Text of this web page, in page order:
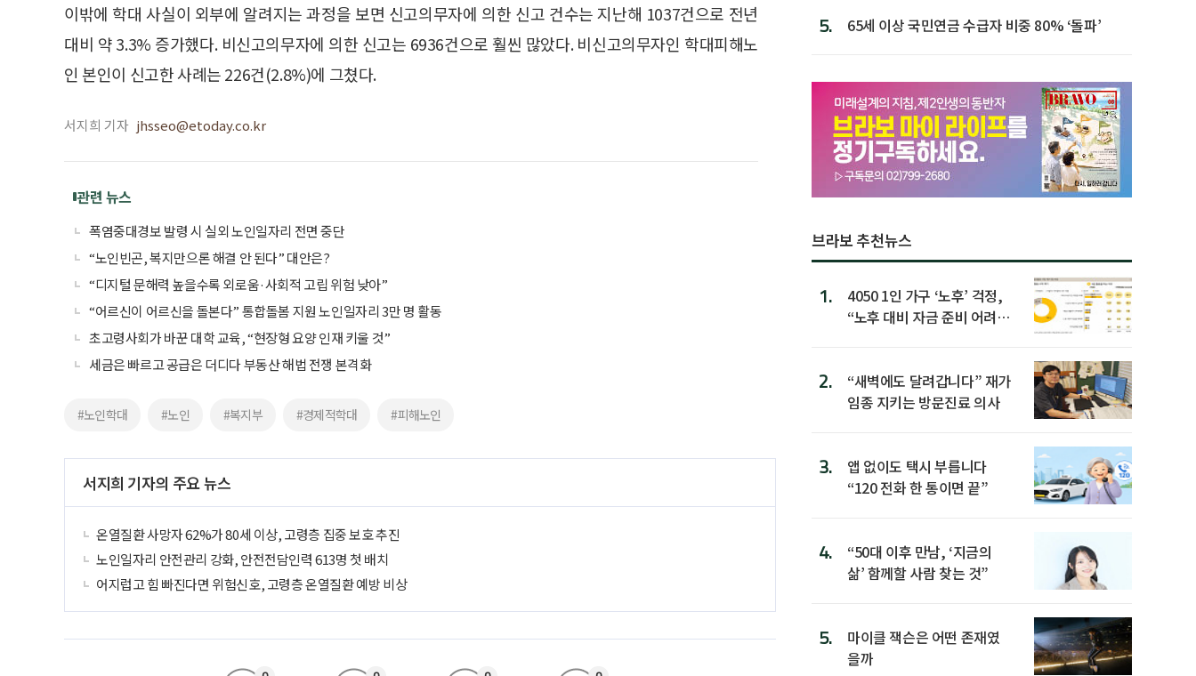
이밖에 학대 사실이 외부에 알려지는 과정을 보면 신고의무자에 의한 신고 건수는 지난해 1037건으로 전년
대비 약 3.3% 증가했다. 비신고의무자에 의한 신고는 6936건으로 훨씬 많았다. 비신고의무자인 학대피해노
인 본인이 신고한 사례는 226건(2.8%)에 그쳤다.
서지희 기자 jhsseo@etoday.co.kr
관련 뉴스
폭염중대경보 발령 시 실외 노인일자리 전면 중단
“노인빈곤, 복지만으론 해결 안 된다” 대안은?
“디지털 문해력 높을수록 외로움·사회적 고립 위험 낮아”
“어르신이 어르신을 돌본다” 통합돌봄 지원 노인일자리 3만 명 활동
초고령사회가 바꾼 대학 교육, “현장형 요양 인재 키울 것”
세금은 빠르고 공급은 더디다 부동산 해법 전쟁 본격화
#노인학대 #노인 #복지부 #경제적학대 #피해노인
서지희 기자의 주요 뉴스
온열질환 사망자 62%가 80세 이상, 고령층 집중 보호 추진
노인일자리 안전관리 강화, 안전전담인력 613명 첫 배치
어지럽고 힘 빠진다면 위험신호, 고령층 온열질환 예방 비상
5. 65세 이상 국민연금 수급자 비중 80% ‘돌파’
브라보 추천뉴스
1.
4050 1인 가구 ‘노후’ 걱정,
“노후 대비 자금 준비 어려
2.
“새벽에도 달려갑니다” 재가
임종 지키는 방문진료 의사
3.
앱 없이도 택시 부릅니다
“120 전화 한 통이면 끝”
4.
“50대 이후 만남, ‘지금의
삶’ 함께할 사람 찾는 것”
5.
마이클 잭슨은 어떤 존재였
을까